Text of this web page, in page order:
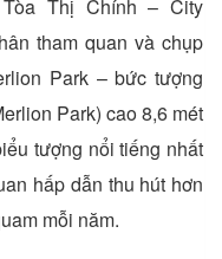
Thị Chính – City
tham quan và chụp
Park – bức tượng
Park) cao 8,6 mét
tượng nổi tiếng nhất
hấp dẫn thu hút hơn
mỗi năm.